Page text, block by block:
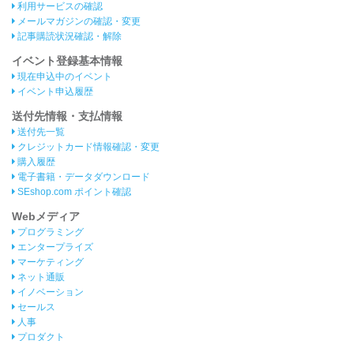
利用サービスの確認
メールマガジンの確認・変更
記事購読状況確認・解除
イベント登録基本情報
現在申込中のイベント
イベント申込履歴
送付先情報・支払情報
送付先一覧
クレジットカード情報確認・変更
購入履歴
電子書籍・データダウンロード
SEshop.com ポイント確認
Webメディア
プログラミング
エンタープライズ
マーケティング
ネット通販
イノベーション
セールス
人事
プロダクト